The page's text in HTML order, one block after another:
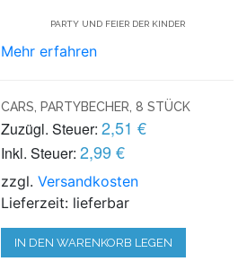
PARTY UND FEIER DER KINDER
Mehr erfahren
CARS, PARTYBECHER, 8 STÜCK
Zuzügl. Steuer: 2,51 €
Inkl. Steuer: 2,99 €
zzgl.Versandkosten
Lieferzeit: lieferbar
IN DEN WARENKORB LEGEN